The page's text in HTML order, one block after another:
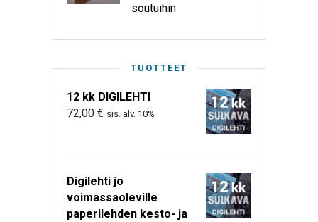
soutuihin
TUOTTEET
12 kk DIGILEHTI
72,00 € sis. alv. 10%
Digilehti jo
voimassaoleville
paperilehden kesto- ja